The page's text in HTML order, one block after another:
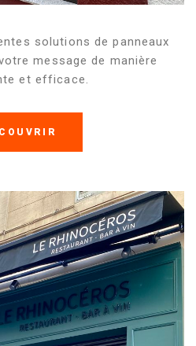
solutions de panneaux
message de manière
et efficace.